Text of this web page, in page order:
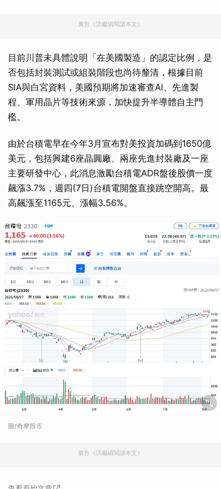
廣告（請繼續閱讀本文）
目前川普未具體說明「在美國製造」的認定比例，是
否包括封裝測試或組裝階段也尚待釐清，根據目前
SIA與白宮資料，美國預期將加速審查AI、先進製
程、軍用晶片等技術來源，加快提升半導體自主門
檻。
由於台積電早在今年3月宣布對美投資加碼到1650億
美元，包括興建6座晶圓廠、兩座先進封裝廠及一座
主要研發中心，此消息激勵台積電ADR盤後股價一度
飆漲3.7%，週四(7日)台積電開盤直接跳空開高。最
高飆漲至1165元、漲幅3.56%。
圖/奇摩股市
廣告（請繼續閱讀本文）